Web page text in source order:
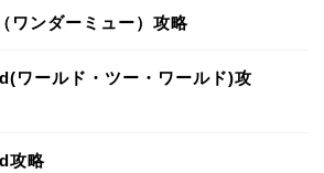
ワンダーミュー）攻略
ールド・ツー・ワールド)攻
攻略